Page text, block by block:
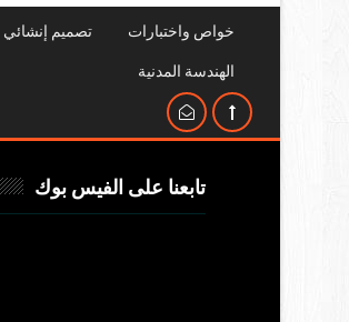
خواص واختبارات تصميم إنشائي
الهندسة المدنية
تابعنا على الفيس بوك